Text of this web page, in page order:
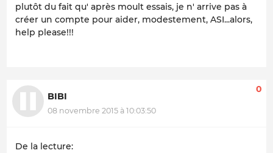
plutôt du fait qu' après moult essais, je n' arrive pas à
créer un compte pour aider, modestement, ASI...alors,
help please!!!
BIBI
08 novembre 2015 à 10:03:50
0
De la lecture: